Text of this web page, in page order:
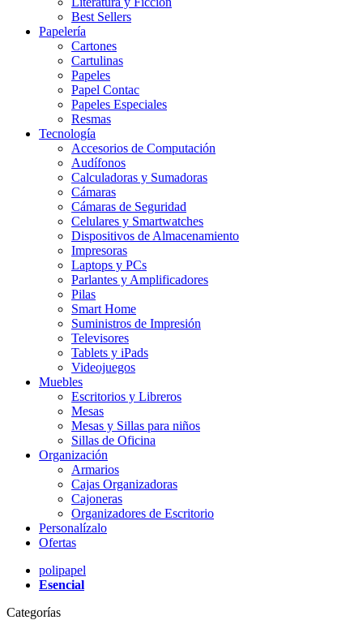
Best Sellers
Papelería
Cartones
Cartulinas
Papeles
Papel Contac
Papeles Especiales
Resmas
Tecnología
Accesorios de Computación
Audífonos
Calculadoras y Sumadoras
Cámaras
Cámaras de Seguridad
Celulares y Smartwatches
Dispositivos de Almacenamiento
Impresoras
Laptops y PCs
Parlantes y Amplificadores
Pilas
Smart Home
Suministros de Impresión
Televisores
Tablets y iPads
Videojuegos
Muebles
Escritorios y Libreros
Mesas
Mesas y Sillas para niños
Sillas de Oficina
Organización
Armarios
Cajas Organizadoras
Cajoneras
Organizadores de Escritorio
Personalízalo
Ofertas
polipapel
Esencial
Categorías